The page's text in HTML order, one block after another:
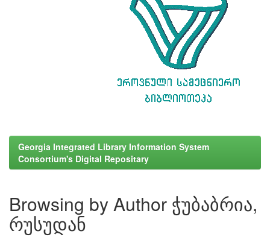
Georgia Integrated Library Information System
Consortium's Digital Repositary
Browsing by Author ჭუბაბრია,
რუსუდან